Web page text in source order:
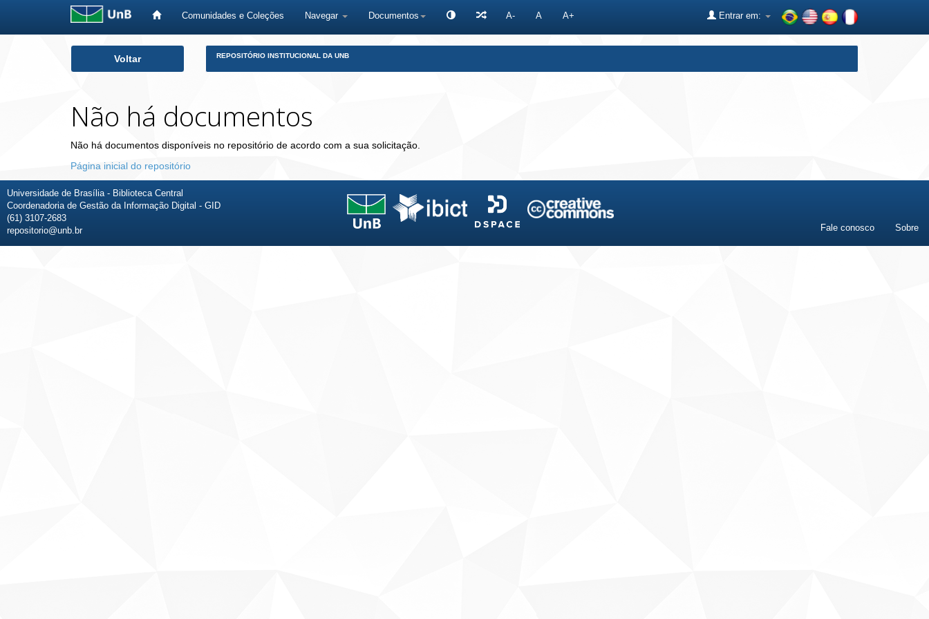
Comunidades e Coleções Navegar Documentos A- A A+ Entrar em:
Voltar REPOSITÓRIO INSTITUCIONAL DA UNB
Não há documentos
Não há documentos disponíveis no repositório de acordo com a sua solicitação.
Página inicial do repositório
Universidade de Brasília - Biblioteca Central
Coordenadoria de Gestão da Informação Digital - GID
(61) 3107-2683
repositorio@unb.br
Fale conosco Sobre